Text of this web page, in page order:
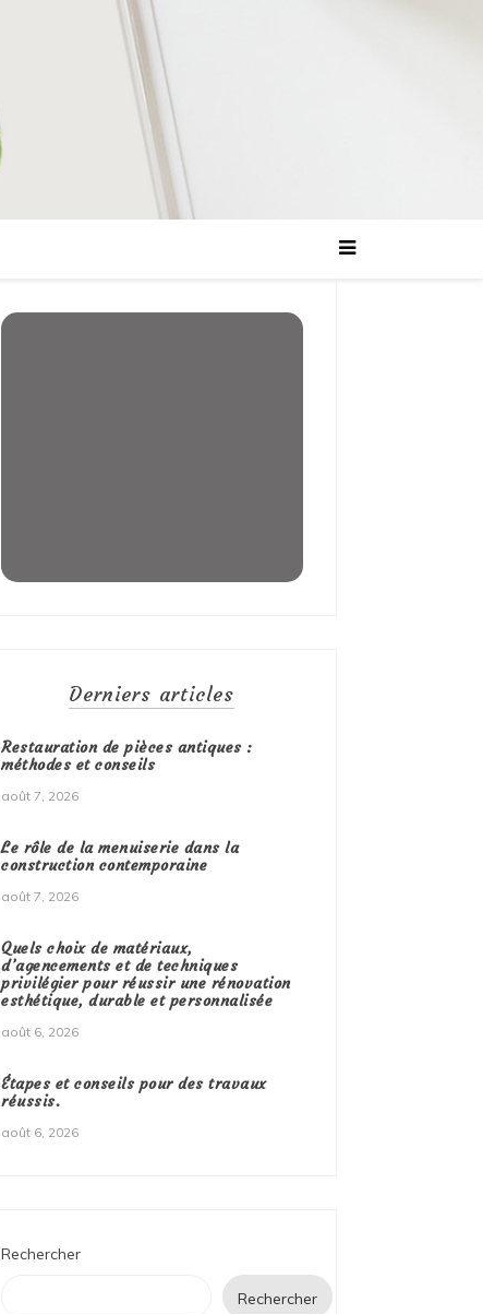
Derniers articles
Restauration de pièces antiques :
méthodes et conseils
août 7, 2026
Le rôle de la menuiserie dans la
construction contemporaine
août 7, 2026
Quels choix de matériaux,
d’agencements et de techniques
privilégier pour réussir une rénovation
esthétique, durable et personnalisée
août 6, 2026
Étapes et conseils pour des travaux
réussis.
août 6, 2026
Rechercher
Rechercher